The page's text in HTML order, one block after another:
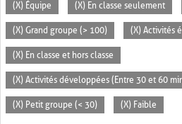
(X) Équipe (X) En classe seulement
(X) Grand groupe (> 100) (X) Activités
(X) En classe et hors classe
(X) Activités développées (Entre 30 et 60
(X) Petit groupe (< 30) (X) Faible